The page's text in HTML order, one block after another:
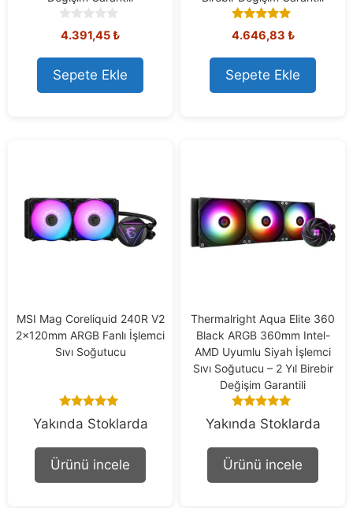
0
o
u
t
o
f
4.391,45₺
Sepete Ekle
5.00
out of 5
4.646,83 ₺
Sepete Ekle
MSI Mag Coreliquid 240R V2
2x120mm ARGB Fanlı İşlemci
Sıvı Soğutucu
5.00
out of 5
Yakında Stoklarda
Ürünü incele
Thermalright Aqua Elite 360
Black ARGB 360mm Intel-
AMD Uyumlu Siyah İşlemci
Sıvı Soğutucu – 2 Yıl Birebir
Değişim Garantili
5.00
out of 5
Yakında Stoklarda
Ürünü incele